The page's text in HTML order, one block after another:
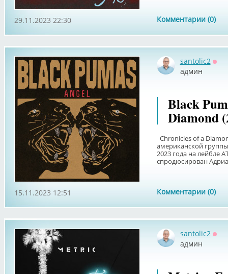
Комментарии (0)
29.11.2023 22:30
santolic2
админ
Black
Diamond
Chronicles of a
американской
2023 года на лейбле
спродюсирован
Комментарии (0)
15.11.2023 12:51
santolic2
админ